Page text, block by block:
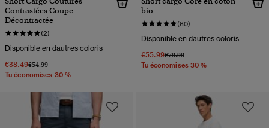
Contrastées Coupe
Décontractée
(2)
Disponible en dautres coloris
€38.49Prix réduit de
€54.99à
Tu économises 30 %
bio
(60)
Disponible en dautres coloris
€55.99Prix réduit de
€79.99à
Tu économises 30 %